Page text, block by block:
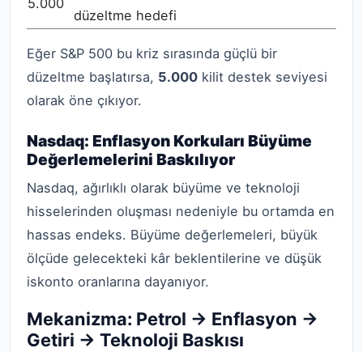
düzeltme hedefi
Eğer S&P 500 bu kriz sırasında güçlü bir
düzeltme başlatırsa, 5.000 kilit destek seviyesi
olarak öne çıkıyor.
Nasdaq: Enflasyon Korkuları Büyüme
Değerlemelerini Baskılıyor
Nasdaq, ağırlıklı olarak büyüme ve teknoloji
hisselerinden oluşması nedeniyle bu ortamda en
hassas endeks. Büyüme değerlemeleri, büyük
ölçüde gelecekteki kâr beklentilerine ve düşük
iskonto oranlarına dayanıyor.
Mekanizma: Petrol → Enflasyon →
Getiri → Teknoloji Baskısı